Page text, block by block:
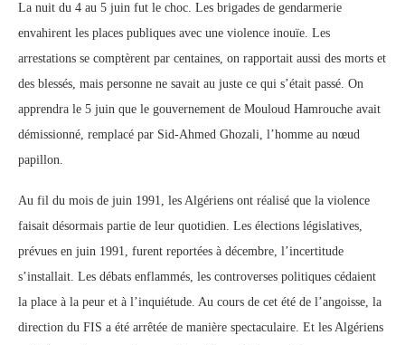
La nuit du 4 au 5 juin fut le choc. Les brigades de gendarmerie
envahirent les places publiques avec une violence inouïe. Les
arrestations se comptèrent par centaines, on rapportait aussi des morts et
des blessés, mais personne ne savait au juste ce qui s’était passé. On
apprendra le 5 juin que le gouvernement de Mouloud Hamrouche avait
démissionné, remplacé par Sid-Ahmed Ghozali, l’homme au nœud
papillon.
Au fil du mois de juin 1991, les Algériens ont réalisé que la violence
faisait désormais partie de leur quotidien. Les élections législatives,
prévues en juin 1991, furent reportées à décembre, l’incertitude
s’installait. Les débats enflammés, les controverses politiques cédaient
la place à la peur et à l’inquiétude. Au cours de cet été de l’angoisse, la
direction du FIS a été arrêtée de manière spectaculaire. Et les Algériens